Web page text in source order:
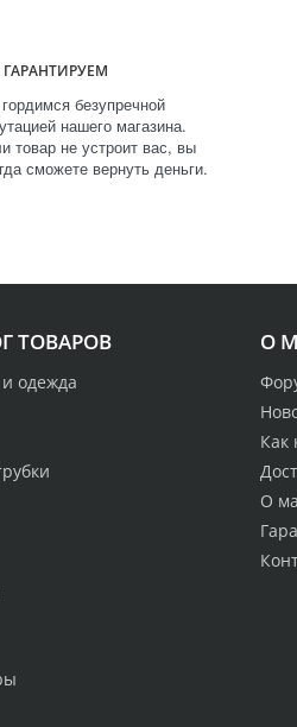
безупречной
нашего магазина.
товар не устроит вас, вы
сможете вернуть деньги.
О
Как
О
ТОВАРОВ
одежда